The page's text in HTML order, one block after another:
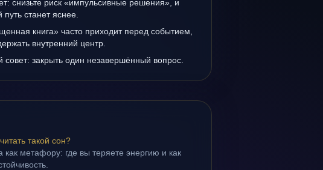
снизьте риск «импульсивные решения», и
путь станет яснее.
книга» часто приходит перед событием,
внутренний центр.
совет: закрыть один незавершённый вопрос.
такой сон?
как метафору: где вы теряете энергию и как